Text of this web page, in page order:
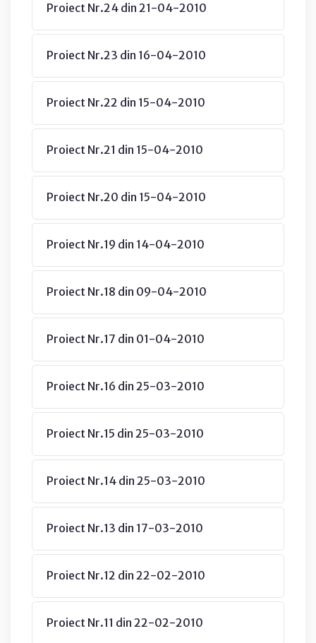
Proiect Nr.24 din 21-04-2010
Proiect Nr.23 din 16-04-2010
Proiect Nr.22 din 15-04-2010
Proiect Nr.21 din 15-04-2010
Proiect Nr.20 din 15-04-2010
Proiect Nr.19 din 14-04-2010
Proiect Nr.18 din 09-04-2010
Proiect Nr.17 din 01-04-2010
Proiect Nr.16 din 25-03-2010
Proiect Nr.15 din 25-03-2010
Proiect Nr.14 din 25-03-2010
Proiect Nr.13 din 17-03-2010
Proiect Nr.12 din 22-02-2010
Proiect Nr.11 din 22-02-2010